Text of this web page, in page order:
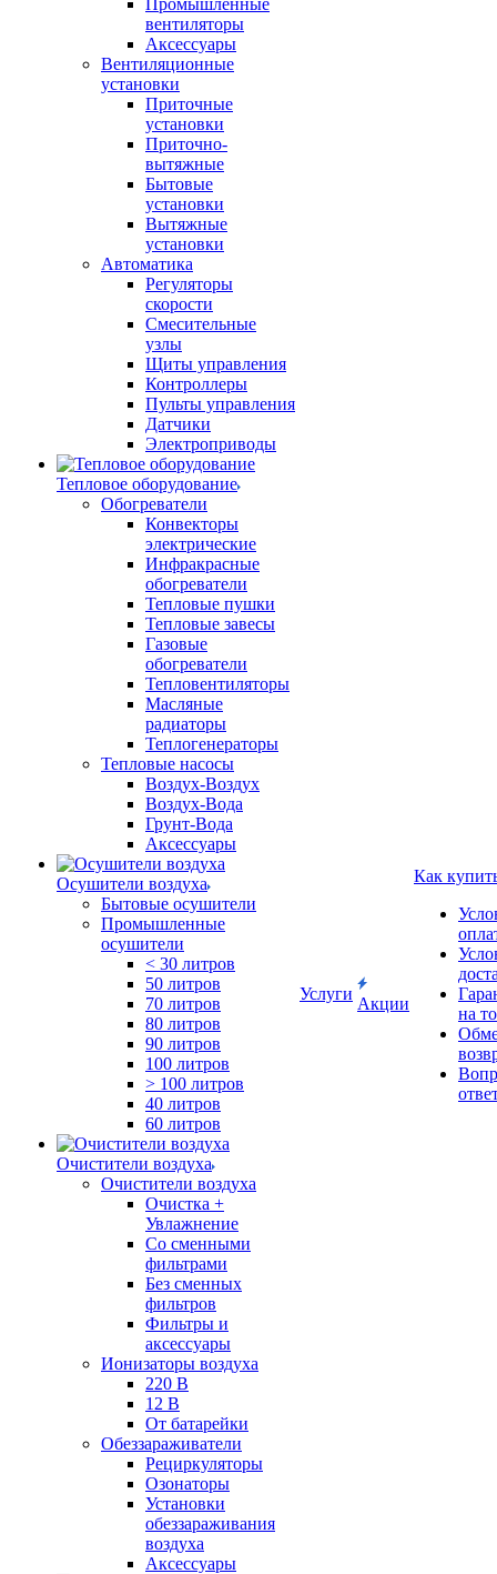
Промышленные
вентиляторы
Аксессуары
Вентиляционные
установки
Приточные
установки
Приточно-
вытяжные
Бытовые
установки
Вытяжные
установки
Автоматика
Регуляторы
скорости
Смесительные
узлы
Щиты управления
Контроллеры
Пульты управления
Датчики
Электроприводы
Тепловое оборудование
Обогреватели
Конвекторы
электрические
Инфракрасные
обогреватели
Тепловые пушки
Тепловые завесы
Газовые
обогреватели
Тепловентиляторы
Масляные
радиаторы
Теплогенераторы
Тепловые насосы
Воздух-Воздух
Воздух-Вода
Грунт-Вода
Аксессуары
Осушители воздуха
Бытовые осушители
Промышленные
осушители
< 30 литров
50 литров
70 литров
80 литров
90 литров
100 литров
> 100 литров
40 литров
60 литров
Очистители воздуха
Очистители воздуха
Очистка +
Увлажнение
Cо сменными
фильтрами
Без сменных
фильтров
Фильтры и
аксессуары
Ионизаторы воздуха
220 В
12 В
От батарейки
Обеззараживатели
Рециркуляторы
Озонаторы
Установки
обеззараживания
воздуха
Аксессуары
Услуги
Акции
Как
на